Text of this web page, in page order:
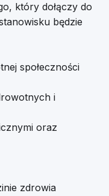
który dołączy do
będzie
społeczności
i
oraz
zdrowia